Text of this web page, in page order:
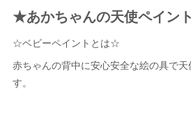
★あかちゃんの天使ペイント
☆ベビーペイントとは☆
赤ちゃんの背中に安心安全な絵の具で
す。